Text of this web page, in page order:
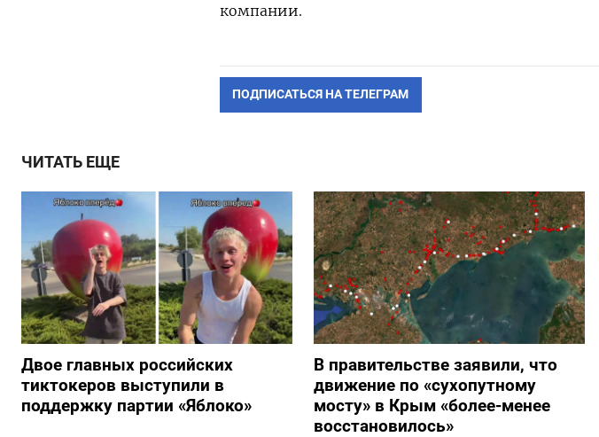
компании.
ПОДПИСАТЬСЯ НА ТЕЛЕГРАМ
ЧИТАТЬ ЕЩЕ
Двое главных российских
тиктокеров выступили в
поддержку партии «Яблоко»
В правительстве заявили, что
движение по «сухопутному
мосту» в Крым «более-менее
восстановилось»